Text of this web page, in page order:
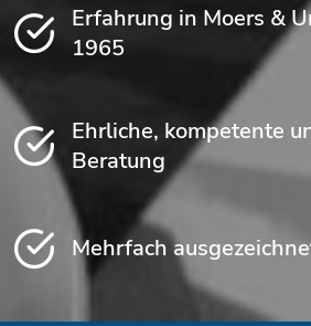
Erfahrung in Moers &
1965
Ehrliche, kompetente
Beratung
Mehrfach